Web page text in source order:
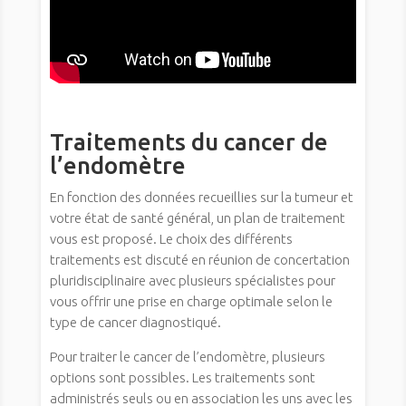
Traitements du cancer de
l’endomètre
En fonction des données recueillies sur la tumeur et
votre état de santé général, un plan de traitement
vous est proposé. Le choix des différents
traitements est discuté en réunion de concertation
pluridisciplinaire avec plusieurs spécialistes pour
vous offrir une prise en charge optimale selon le
type de cancer diagnostiqué.
Pour traiter le cancer de l’endomètre, plusieurs
options sont possibles. Les traitements sont
administrés seuls ou en association les uns avec les